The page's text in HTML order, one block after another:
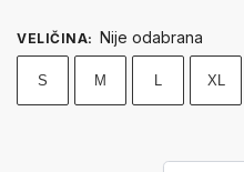
VELIČINA: Nije odabrana
S M XL